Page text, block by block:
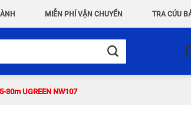
MIỄN PHÍ VẬN CHUYỂN TRA CỨU
30m UGREEN NW107